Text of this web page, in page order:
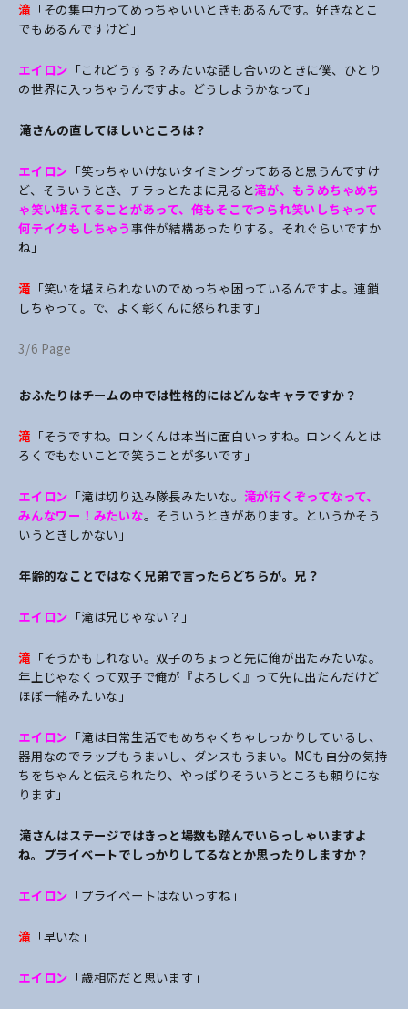
滝 「その集中力ってめっちゃいいときもあるんです。好きなとこ
でもあるんですけど」
エイロン 「これどうする？みたいな話し合いのときに僕、ひとり
の世界に入っちゃうんですよ。どうしようかなって」
――滝さんの直してほしいところは？
エイロン 「笑っちゃいけないタイミングってあると思うんですけ
ど、そういうとき、チラっとたまに見ると滝が、もうめちゃめち
ゃ笑い堪えてることがあって、俺もそこでつられ笑いしちゃって
何テイクもしちゃう事件が結構あったりする。それぐらいですか
ね」
滝 「笑いを堪えられないのでめっちゃ困っているんですよ。連鎖
しちゃって。で、よく彰くんに怒られます」
3/6 Page
――おふたりはチームの中では性格的にはどんなキャラですか？
滝 「そうですね。ロンくんは本当に面白いっすね。ロンくんとは
ろくでもないことで笑うことが多いです」
エイロン 「滝は切り込み隊長みたいな。 滝が行くぞってなって、
みんなワー！みたいな。そういうときがあります。というかそう
いうときしかない」
――年齢的なことではなく兄弟で言ったらどちらが。兄？
エイロン 「滝は兄じゃない？」
滝 「そうかもしれない。双子のちょっと先に俺が出たみたいな。
年上じゃなくって双子で俺が『よろしく』って先に出たんだけど
ほぼ一緒みたいな」
エイロン 「滝は日常生活でもめちゃくちゃしっかりしているし、
器用なのでラップもうまいし、ダンスもうまい。MCも自分の気持
ちをちゃんと伝えられたり、やっぱりそういうところも頼りにな
ります」
――滝さんはステージではきっと場数も踏んでいらっしゃいますよ
ね。プライベートでしっかりしてるなとか思ったりしますか？
エイロン 「プライベートはないっすね」
滝 「早いな」
エイロン 「歳相応だと思います」